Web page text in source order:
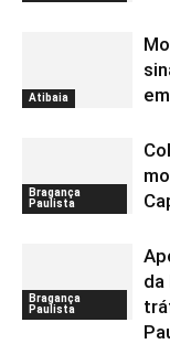
Atibaia
Bragança
Paulista
Bragança
Paulista
da